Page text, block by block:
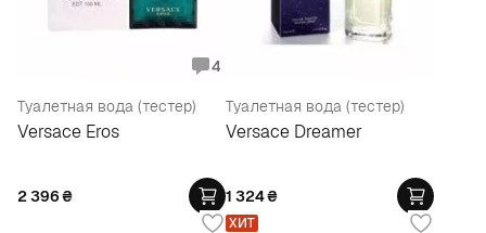
4
Туалетная вода (тестер)
Versace Eros
2 396₴
Туалетная вода (тестер)
Versace Dreamer
1 324₴
ХИТ